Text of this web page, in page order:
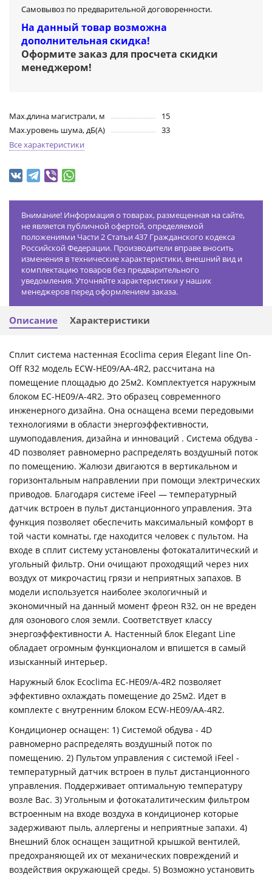
Самовывоз по предварительной договоренности.
На данный товар возможна
дополнительная скидка!
Оформите заказ для просчета скидки
менеджером!
Max.длина магистрали, м
15
Max.уровень шума, дБ(А)
33
Все характеристики
Внимание! Информация о товарах, размещенная на сайте,
не является публичной офертой, определяемой
положениями Части 2 Статьи 437 Гражданского кодекса
Российской Федерации. Производители вправе вносить
изменения в технические характеристики, внешний вид и
комплектацию товаров без предварительного
уведомления. Уточняйте характеристики у наших
менеджеров перед оформлением заказа.
Описание Характеристики
Сплит система настенная Ecoclima серия Elegant line On-
Off R32 модель ECW-HE09/AA-4R2, рассчитана на
помещение площадью до 25м2. Комплектуется наружным
блоком EC-HE09/A-4R2. Это образец современного
инженерного дизайна. Она оснащена всеми передовыми
технологиями в области энергоэффективности,
шумоподавления, дизайна и инноваций . Система обдува -
4D позволяет равномерно распределять воздушный поток
по помещению. Жалюзи двигаются в вертикальном и
горизонтальным направлении при помощи электрических
приводов. Благодаря системе iFeel — температурный
датчик встроен в пульт дистанционного управления. Эта
функция позволяет обеспечить максимальный комфорт в
той части комнаты, где находится человек с пультом. На
входе в сплит систему установлены фотокаталитический и
угольный фильтр. Они очищают проходящий через них
воздух от микрочастиц грязи и неприятных запахов. В
модели используется наиболее экологичный и
экономичный на данный момент фреон R32, он не вреден
для озонового слоя земли. Соответствует классу
энергоэффективности A. Настенный блок Elegant Line
обладает огромным функционалом и впишется в самый
изысканный интерьер.
Наружный блок Ecoclima EC-HE09/A-4R2 позволяет
эффективно охлаждать помещение до 25м2. Идет в
комплекте с внутренним блоком ECW-HE09/AA-4R2.
Кондиционер оснащен: 1) Системой обдува - 4D
равномерно распределять воздушный поток по
помещению. 2) Пультом управления с системой iFeel -
температурный датчик встроен в пульт дистанционного
управления. Поддерживает оптимальную температуру
возле Вас. 3) Угольным и фотокаталитическим фильтром
встроенным на входе воздуха в кондиционер которые
задерживают пыль, аллергены и неприятные запахи. 4)
Внешний блок оснащен защитной крышкой вентилей,
предохраняющей их от механических повреждений и
воздействия окружающей среды. 5) Возможно установить